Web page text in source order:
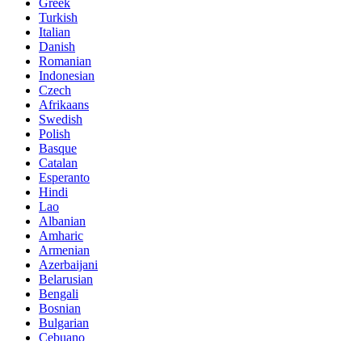
Greek
Turkish
Italian
Danish
Romanian
Indonesian
Czech
Afrikaans
Swedish
Polish
Basque
Catalan
Esperanto
Hindi
Lao
Albanian
Amharic
Armenian
Azerbaijani
Belarusian
Bengali
Bosnian
Bulgarian
Cebuano